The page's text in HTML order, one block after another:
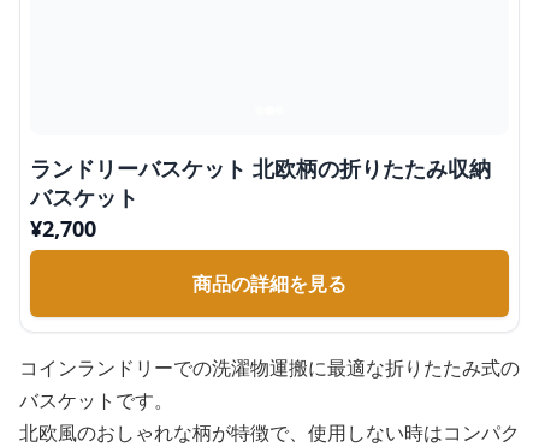
ランドリーバスケット 北欧柄の折りたたみ収納
バスケット
¥2,700
商品の詳細を見る
コインランドリーでの洗濯物運搬に最適な折りたたみ式の
バスケットです。
北欧風のおしゃれな柄が特徴で、使用しない時はコンパク